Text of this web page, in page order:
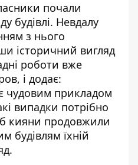
почали
будівлі. Невдалу
з нього
історичний вигляд
роботи вже
і додає:
чудовим прикладом
випадки потрібно
кияни продовжили
будівлям їхній